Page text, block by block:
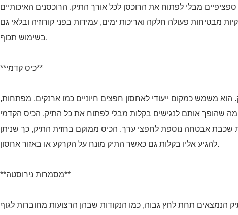
מבלי לפתוח את הרוכסן לכל אורך התיק. הרוכסנים האיכותיים
מבטיחות פעולה חלקה ואריכות ימים, עמידות בפני קורוזיה ובלאי גם
בשימוש תכוף.
**כיס קדמי**
הוא משמש כמקום ייעודי לאחסון חפצים חיוניים כמו ארנקים, מפתחות,
שהופך אותם לנגישים בקלות מבלי לפתוח את כל התיק. הכיס הקדמי
שכבת אבטחה נוספת לחפצי ערך. הכיס ממוקם בחזית התיק, כך שניתן
להגיע אליו בקלות גם כאשר התיק מונח על הקרקע או באזור אחסון.
**מסמרות נירוסטה**
הנמצאים תחת לחץ גבוה, כמו הנקודות שבהן הרצועות מחוברות לגוף